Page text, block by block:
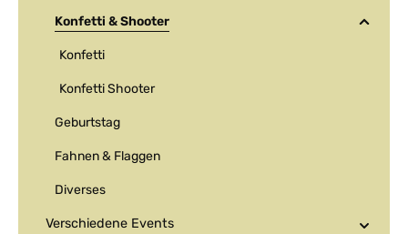
Konfetti & Shooter
Konfetti
Konfetti Shooter
Geburtstag
Fahnen & Flaggen
Diverses
Verschiedene Events